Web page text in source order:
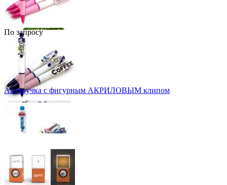
По запросу
Авторучка с фигурным АКРИЛОВЫМ клипом